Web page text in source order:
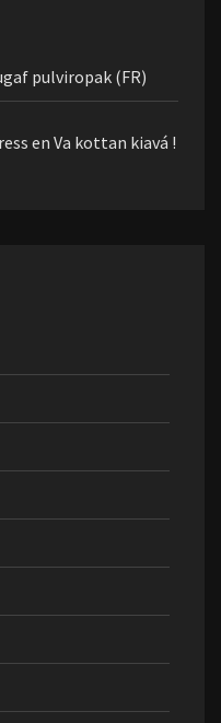
pulviropak (FR)
en Va kottan kiavá !